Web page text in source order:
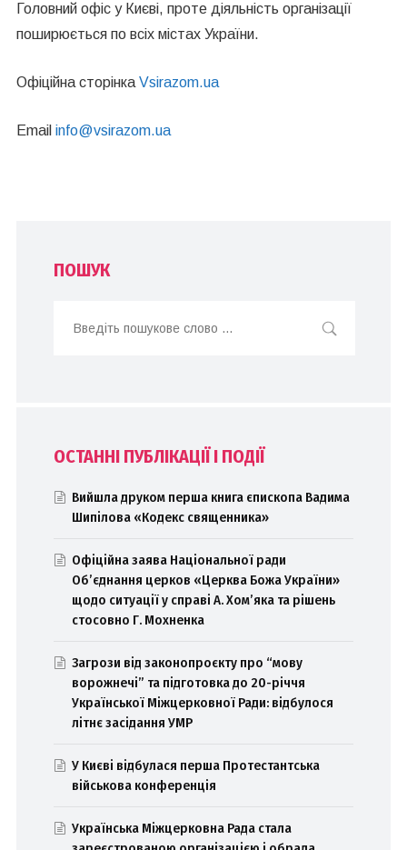
Головний офіс у Києві, проте діяльність організації
поширюється по всіх містах України.
Офіційна сторінка Vsirazom.ua
Email info@vsirazom.ua
ПОШУК
ОСТАННІ ПУБЛІКАЦІЇ І ПОДІЇ
Вийшла друком перша книга єпископа Вадима
Шипілова «Кодекс священника»
Офіційна заява Національної ради
Об’єднання церков «Церква Божа України»
щодо ситуації у справі А. Хом’яка та рішень
стосовно Г. Мохненка
Загрози від законопроєкту про “мову
ворожнечі” та підготовка до 20-річчя
Української Міжцерковної Ради: відбулося
літнє засідання УМР
У Києві відбулася перша Протестантська
військова конференція
Українська Міжцерковна Рада стала